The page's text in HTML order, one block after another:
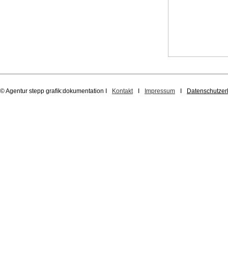
© Agentur stepp grafik:dokumentation Kontakt Impressum